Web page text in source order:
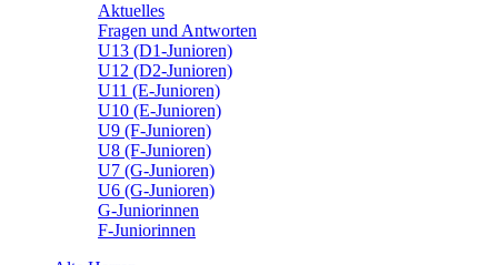
Aktuelles
Fragen und Antworten
U13 (D1-Junioren)
U12 (D2-Junioren)
U11 (E-Junioren)
U10 (E-Junioren)
U9 (F-Junioren)
U8 (F-Junioren)
U7 (G-Junioren)
U6 (G-Junioren)
G-Juniorinnen
F-Juniorinnen